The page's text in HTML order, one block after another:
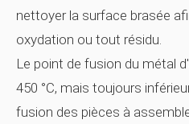
nettoyer la surface brasée
oxydation ou tout résidu.
Le point de fusion du métal
450 °C, mais toujours
fusion des pièces à